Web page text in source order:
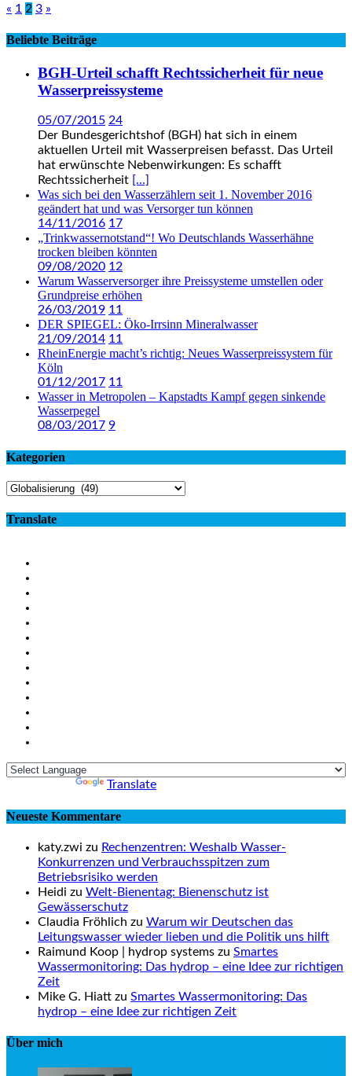
Seitennummerierung
der
Beiträge
« 1 2 3 »
Beliebte Beiträge
BGH-Urteil schafft Rechtssicherheit für neue
Wasserpreissysteme
05/07/2015 24
Der Bundesgerichtshof (BGH) hat sich in einem
aktuellen Urteil mit Wasserpreisen befasst. Das Urteil
hat erwünschte Nebenwirkungen: Es schafft
Rechtssicherheit [...]
Was sich bei den Wasserzählern seit 1. November 2016
geändert hat und was Versorger tun können
14/11/2016 17
„Trinkwassernotstand“! Wo Deutschlands Wasserhähne
trocken bleiben könnten
09/08/2020 12
Warum Wasserversorger ihre Preissysteme umstellen oder
Grundpreise erhöhen
26/03/2019 11
DER SPIEGEL: Öko-Irrsinn Mineralwasser
21/09/2014 11
RheinEnergie macht’s richtig: Neues Wasserpreissystem für
Köln
01/12/2017 11
Wasser in Metropolen – Kapstadts Kampf gegen sinkende
Wasserpegel
08/03/2017 9
Kategorien
Kategorien
Translate
Translate
Neueste Kommentare
katy.zwi zu Rechenzentren: Weshalb Wasser-
Konkurrenzen und Verbrauchsspitzen zum
Betriebsrisiko werden
Heidi zu Welt-Bienentag: Bienenschutz ist
Gewässerschutz
Claudia Fröhlich zu Warum wir Deutschen das
Leitungswasser wieder lieben und die Politik uns hilft
Raimund Koop | hydrop systems zu Smartes
Wassermonitoring: Das hydrop – eine Idee zur richtigen
Zeit
Mike G. Hiatt zu Smartes Wassermonitoring: Das
hydrop – eine Idee zur richtigen Zeit
Über mich